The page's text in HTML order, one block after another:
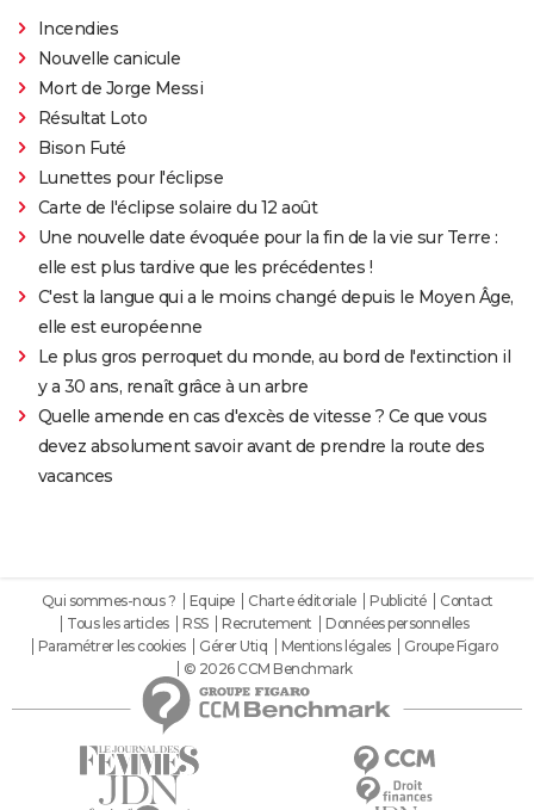
Incendies
Nouvelle canicule
Mort de Jorge Messi
Résultat Loto
Bison Futé
Lunettes pour l'éclipse
Carte de l'éclipse solaire du 12 août
Une nouvelle date évoquée pour la fin de la vie sur Terre :
elle est plus tardive que les précédentes !
C'est la langue qui a le moins changé depuis le Moyen Âge,
elle est européenne
Le plus gros perroquet du monde, au bord de l'extinction il
y a 30 ans, renaît grâce à un arbre
Quelle amende en cas d'excès de vitesse ? Ce que vous
devez absolument savoir avant de prendre la route des
vacances
Qui sommes-nous ? Equipe Charte éditoriale Publicité
Contact
Tous les articles
RSS Recrutement
Données personnelles
Paramétrer les cookies
Gérer Utiq Mentions légales
Groupe Figaro
© 2026 CCM Benchmark